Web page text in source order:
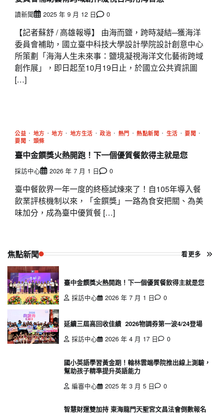
讀新聞 2025 年 9 月 12 日 0
【記者蘇舒 / 高雄報導】 由海而鹽，跨時凝結─獲海洋
委員會補助，國立臺中科技大學設計學院設計創意中心
所策劃「海海人生未來事：鹽境凝視海洋文化藝術跨域
創作展」，即日起至10月19日止，於國立公共資訊圖
[…]
公益 地方 地方 地方生活 政治 熱門 熱點新聞 生活
要聞
要聞
頭條
臺中金饌獎火熱開跑！下一個優質餐飲得主就是您
採訪中心 2026 年 7 月 1 日 0
臺中餐飲界一年一度的終極試煉來了！自105年導入餐
飲業評核機制以來，「金饌獎」一路為食安把關、為美
味加分，成為臺中優質餐 […]
焦點新聞 看更多
臺中金饌獎火熱開跑！下一個優質餐飲得主就是您
採訪中心
2026 年 7 月 1 日 0
延續三屆高回收佳績 2026物調券第一波4/24登場
採訪中心
2026 年 4 月 17 日 0
國小英語學習黃金期！翰林雲端學院推出線上測驗，
幫助孩子精準提升英語能力
編審中心
2025 年 3 月 5 日 0
智慧財運雙加持 東海龍門天聖宮文昌法會倒數報名